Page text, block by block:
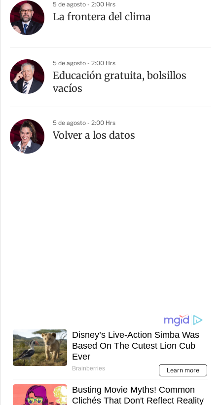
5 de agosto - 2:00 Hrs
La frontera del clima
5 de agosto - 2:00 Hrs
Educación gratuita, bolsillos
vacíos
5 de agosto - 2:00 Hrs
Volver a los datos